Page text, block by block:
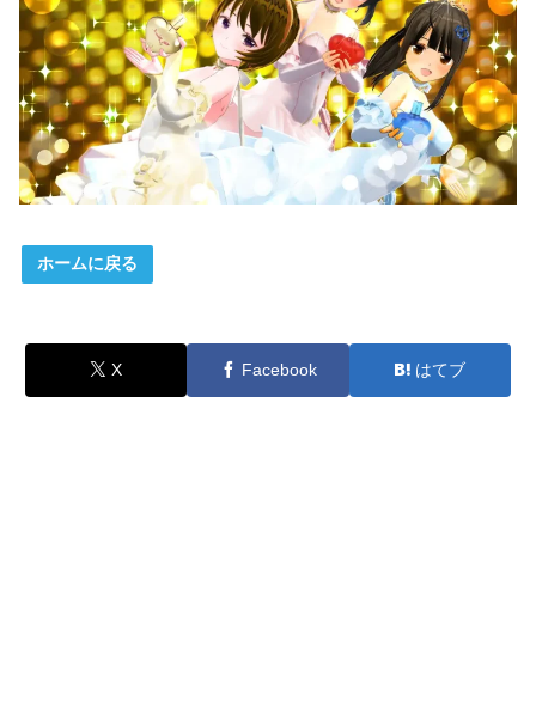
ホームに戻る
X Facebook はてブ